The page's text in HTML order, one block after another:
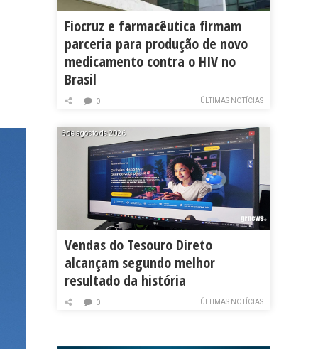
Fiocruz e farmacêutica firmam
parceria para produção de novo
medicamento contra o HIV no
Brasil
ÚLTIMAS NOTÍCIAS
0
6 de agosto de 2026
Vendas do Tesouro Direto
alcançam segundo melhor
resultado da história
ÚLTIMAS NOTÍCIAS
0